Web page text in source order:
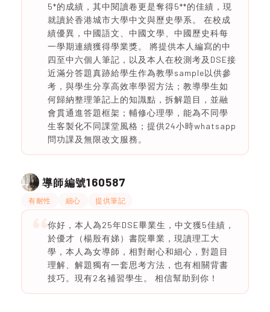
5*的成績，其中閱讀卷更是奪得5**的佳績，現
就讀於香港城市大學中文與歷史學系。 在校成
績優異，中國語文、中國文學、中國歷史科每
一學期連續獲得學業獎。 將提供本人編寫的中
四至中六個人筆記，以及本人在校測考及DSE接
近滿分答題真跡給學生作為教學sample以供參
考，與學生分享高效率學習方法；教導學生如
何歸納整理筆記上的知識點，拆解題目，並融
會貫通進答題框架；輔修心理學，能為不同學
生客製化不同課堂風格；提供24小時whatsapp
問功課及無限改文服務。
導師編號160587
有耐性 細心 提供筆記
你好，本人為25年DSE畢業生，中文獲5佳績，
於優才（楊殷有娣）書院畢業，現讀理工大
學，本人為女導師，相對耐心和細心，對題目
理解、解題獨有一套思考方法，也有相關背書
技巧。現有2名補習學生。 相信幫助到你！